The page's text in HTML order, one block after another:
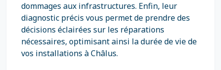
dommages aux infrastructures. Enfin, leur
diagnostic précis vous permet de prendre des
décisions éclairées sur les réparations
nécessaires, optimisant ainsi la durée de vie de
vos installations à Châlus.